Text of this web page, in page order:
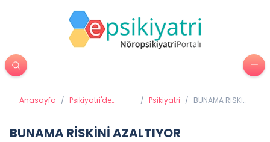
Anasayfa / Psikiyatri'de
/ Psikiyatri / BUNAMA RİSKİNİ
BUNAMA RİSKİNİ AZALTIYOR